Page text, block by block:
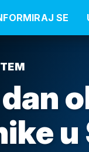
SE
dan
u